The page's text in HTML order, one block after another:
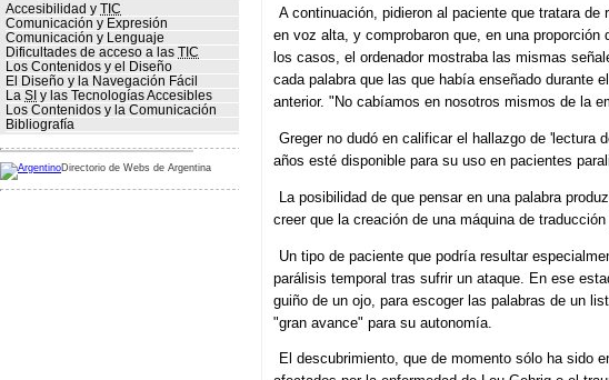
Accesibilidad y TIC
Comunicación y Expresión
Comunicación y Lenguaje
Dificultades de acceso a las TIC
Los Contenidos y el Diseño
El Diseño y la Navegación Fácil
La SI y las Tecnologías Accesibles
Los Contenidos y la Comunicación
Bibliografía
Directorio de Webs de Argentina
A continuación, pidieron al paciente que tratara de
en voz alta, y comprobaron que, en una proporción
los casos, el ordenador mostraba las mismas
cada palabra que las que había enseñado durante
anterior. "No cabíamos en nosotros mismos de la
Greger no dudó en calificar el hallazgo de 'lectura
años esté disponible para su uso en pacientes
La posibilidad de que pensar en una palabra
creer que la creación de una máquina de
Un tipo de paciente que podría resultar
parálisis temporal tras sufrir un ataque. En ese
guiño de un ojo, para escoger las palabras de un
"gran avance" para su autonomía.
El descubrimiento, que de momento sólo ha sido